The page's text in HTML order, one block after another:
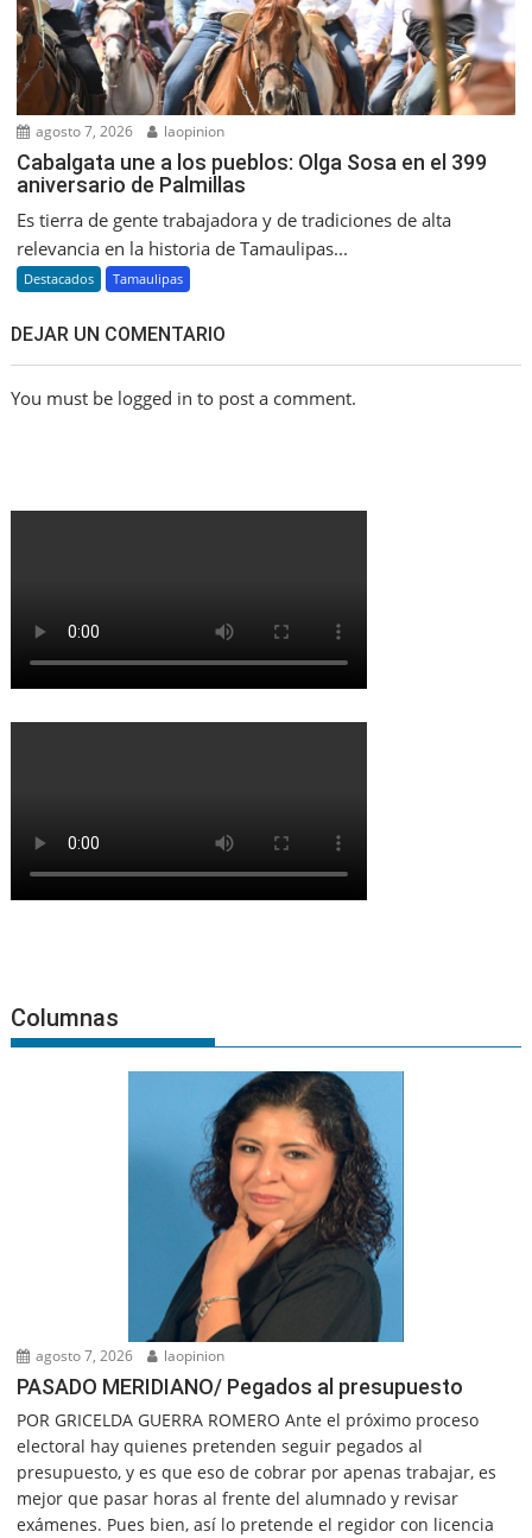
agosto 7, 2026 laopinion
Cabalgata une a los pueblos: Olga Sosa en el 399
aniversario de Palmillas
Es tierra de gente trabajadora y de tradiciones de alta
relevancia en la historia de Tamaulipas...
Destacados Tamaulipas
DEJAR UN COMENTARIO
You must be logged in to post a comment.
Columnas
agosto 7, 2026 laopinion
PASADO MERIDIANO/ Pegados al presupuesto
POR GRICELDA GUERRA ROMERO Ante el próximo proceso
electoral hay quienes pretenden seguir pegados al
presupuesto, y es que eso de cobrar por apenas trabajar, es
mejor que pasar horas al frente del alumnado y revisar
exámenes. Pues bien, así lo pretende el regidor con licencia